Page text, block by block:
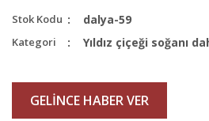
Stok Kodu dalya-59
Kategori Yıldız çiçeği soğanı
GELİNCE HABER VER